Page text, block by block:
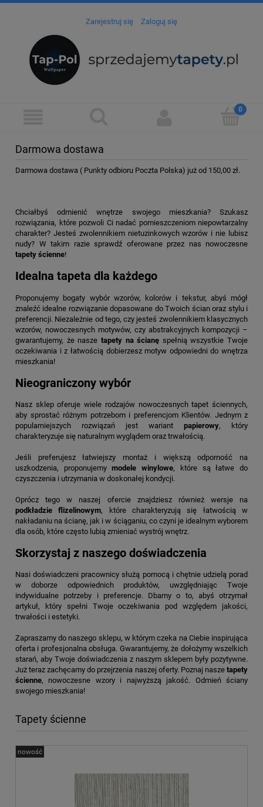
Zarejestruj się Zaloguj się
Darmowa dostawa
Darmowa dostawa ( Punkty odbioru Poczta Polska) już od 150,00 zł.
Chciałbyś odmienić wnętrze swojego mieszkania? Szukasz
rozwiązania, które pozwoli Ci nadać pomieszczeniom niepowtarzalny
charakter? Jesteś zwolennikiem nietuzinkowych wzorów i nie lubisz
nudy? W takim razie sprawdź oferowane przez nas nowoczesne
tapety ścienne!
Idealna tapeta dla każdego
Proponujemy bogaty wybór wzorów, kolorów i tekstur, abyś mógł
znaleźć idealne rozwiązanie dopasowane do Twoich ścian oraz stylu i
preferencji. Niezależnie od tego, czy jesteś zwolennikiem klasycznych
wzorów, nowoczesnych motywów, czy abstrakcyjnych kompozycji –
gwarantujemy, że nasze tapety na ścianę spełnią wszystkie Twoje
oczekiwania i z łatwością dobierzesz motyw odpowiedni do wnętrza
mieszkania!
Nieograniczony wybór
Nasz sklep oferuje wiele rodzajów nowoczesnych tapet ściennych,
aby sprostać różnym potrzebom i preferencjom Klientów. Jednym z
popularniejszych rozwiązań jest wariant papierowy, który
charakteryzuje się naturalnym wyglądem oraz trwałością.
Jeśli preferujesz łatwiejszy montaż i większą odporność na
uszkodzenia, proponujemymodele winylowe, które są łatwe do
czyszczenia i utrzymania w doskonałej kondycji.
Oprócz tego w naszej ofercie znajdziesz również wersje na
podkładzie flizelinowym, które charakteryzują się łatwością w
nakładaniu na ścianę, jak i w ściąganiu, co czyni je idealnym wyborem
dla osób, które często lubią zmieniać wystrój wnętrz.
Skorzystaj z naszego doświadczenia
Nasi doświadczeni pracownicy służą pomocą i chętnie udzielą porad
w doborze odpowiednich produktów, uwzględniając Twoje
indywidualne potrzeby i preferencje. Dbamy o to, abyś otrzymał
artykuł, który spełni Twoje oczekiwania pod względem jakości,
trwałości i estetyki.
Zapraszamy do naszego sklepu, w którym czeka na Ciebie inspirująca
oferta i profesjonalna obsługa. Gwarantujemy, że dołożymy wszelkich
starań, aby Twoje doświadczenia z naszym sklepem były pozytywne.
Już teraz zachęcamy do przejrzenia naszej oferty. Poznaj nasze tapety
ścienne, nowoczesne wzory i najwyższą jakość. Odmień ściany
swojego mieszkania!
Tapety ścienne
nowość